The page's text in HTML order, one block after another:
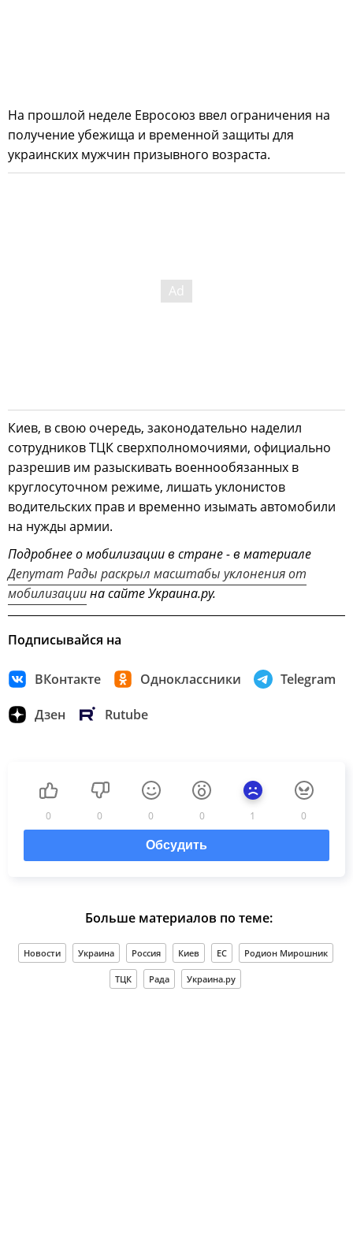
На прошлой неделе Евросоюз ввел ограничения на
получение убежища и временной защиты для
украинских мужчин призывного возраста.
Киев, в свою очередь, законодательно наделил
сотрудников ТЦК сверхполномочиями, официально
разрешив им разыскивать военнообязанных в
круглосуточном режиме, лишать уклонистов
водительских прав и временно изымать автомобили
на нужды армии.
Подробнее о мобилизации в стране - в материале
Депутат Рады раскрыл масштабы уклонения от
мобилизациина сайте Украина.ру.
Подписывайся на
ВКонтакте Одноклассники Telegram
Дзен Rutube
0 0 0 0 1 0
Обсудить
Больше материалов по теме:
Новости Украина Россия Киев ЕС Родион Мирошник
ТЦК Рада Украина.ру